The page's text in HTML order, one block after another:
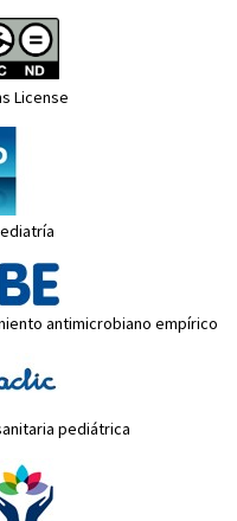
License
antimicrobiano empírico
pediátrica